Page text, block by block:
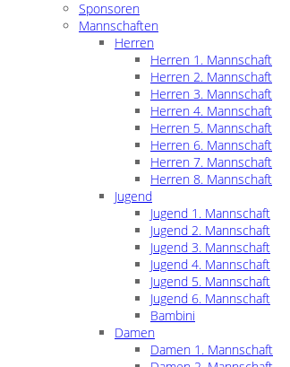
Sponsoren
Mannschaften
Herren
Herren 1. Mannschaft
Herren 2. Mannschaft
Herren 3. Mannschaft
Herren 4. Mannschaft
Herren 5. Mannschaft
Herren 6. Mannschaft
Herren 7. Mannschaft
Herren 8. Mannschaft
Jugend
Jugend 1. Mannschaft
Jugend 2. Mannschaft
Jugend 3. Mannschaft
Jugend 4. Mannschaft
Jugend 5. Mannschaft
Jugend 6. Mannschaft
Bambini
Damen
Damen 1. Mannschaft